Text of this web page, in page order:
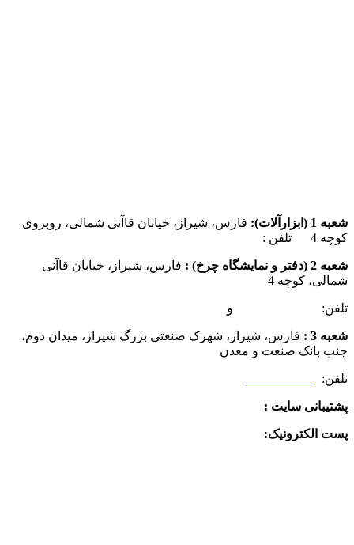
شعبه 1 (ابزارآلات):
فارس، شیراز، خیابان قاآنی شمالی، روبروی
کوچه 4 تلفن :
شعبه 2 (دفتر و نمایشگاه چرخ) :
فارس، شیراز، خیابان قاآنی
شمالی، کوچه 4
تلفن: و
شعبه 3 :
فارس، شیراز، شهرک صنعتی بزرگ شیراز، میدان دوم،
جنب بانک صنعت و معدن
تلفن:
پشتیبانی سایت :
پست الکترونیک: